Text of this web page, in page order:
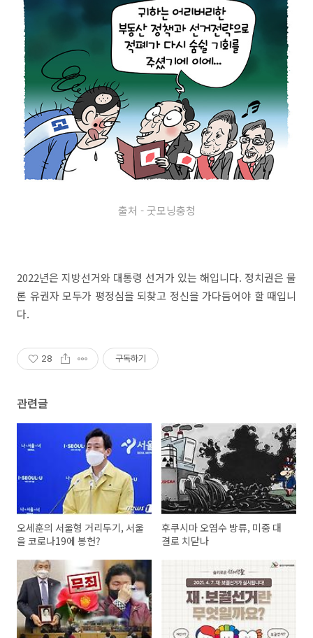
출처 - 굿모닝충청
2022년은 지방선거와 대통령 선거가 있는 해입니다. 정치권은 물
론 유권자 모두가 평정심을 되찾고 정신을 가다듬어야 할 때입니
다.
28 구독하기
관련글
오세훈의 서울형 거리두기, 서울
을 코로나19에 봉헌?
후쿠시마 오염수 방류, 미중 대
결로 치닫나